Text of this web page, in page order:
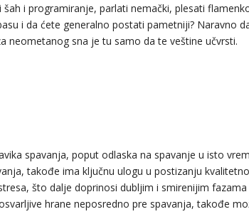
i programiranje, parlati nemački, plesati
i da ćete generalno postati pametniji? Naravno
neometanog sna je tu samo da te veštine učvrsti.
spavanja, poput odlaska na spavanje u isto
takođe ima ključnu ulogu u postizanju
što dalje doprinosi dubljim i smirenijim fazama
hrane neposredno pre spavanja, takođe